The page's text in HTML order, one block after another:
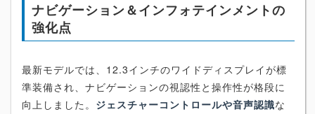
ナビゲーション＆インフォテインメントの
強化点
最新モデルでは、12.3インチのワイドディスプレイが標
準装備され、ナビゲーションの視認性と操作性が格段に
向上しました。 ジェスチャーコントロールや音声認識な